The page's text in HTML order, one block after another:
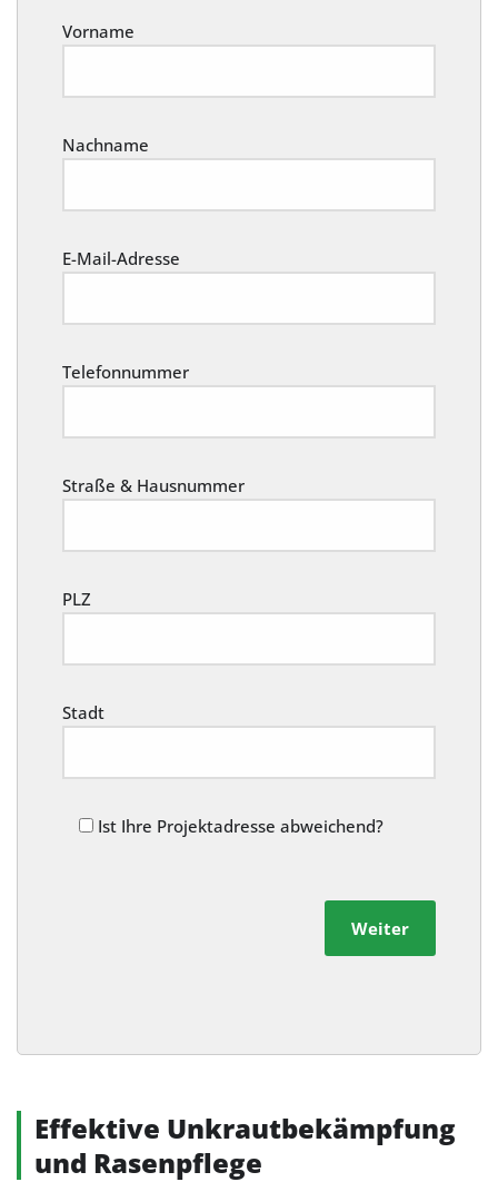
Vorname
Nachname
E-Mail-Adresse
Telefonnummer
Straße & Hausnummer
PLZ
Stadt
Ist Ihre Projektadresse abweichend?
Weiter
Alternative:
Effektive Unkrautbekämpfung
und Rasenpflege